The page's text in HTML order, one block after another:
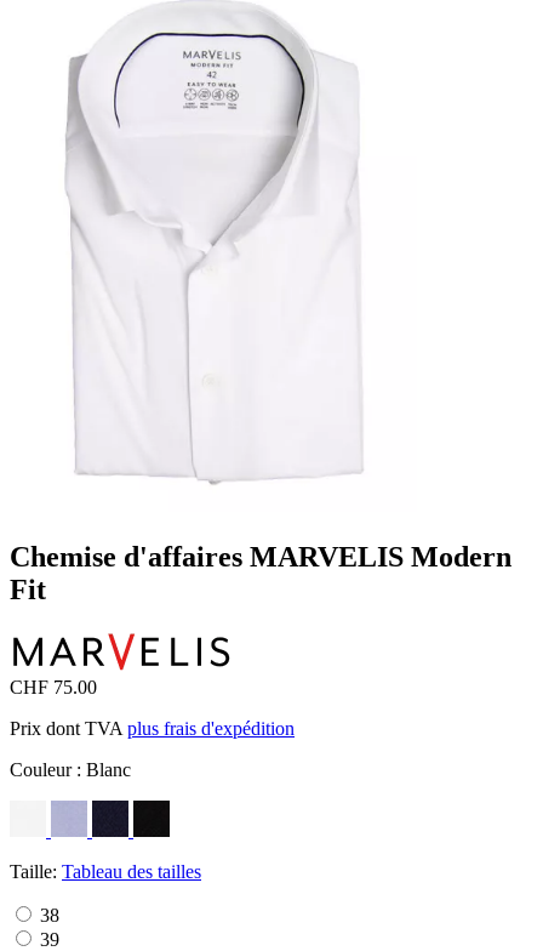
Chemise d'affaires MARVELIS Modern
Fit
CHF 75.00
Prix dont TVA plus frais d'expédition
Couleur : Blanc
Taille: Tableau des tailles
38
39